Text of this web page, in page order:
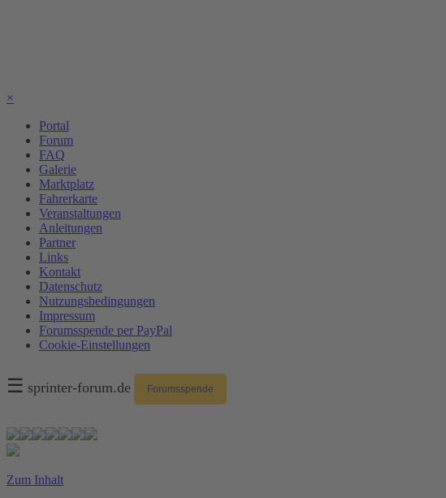
×
Portal
Forum
FAQ
Galerie
Marktplatz
Fahrerkarte
Veranstaltungen
Anleitungen
Partner
Links
Kontakt
Datenschutz
Nutzungsbedingungen
Impressum
Forumsspende per PayPal
Cookie-Einstellungen
☰ sprinter-forum.de Forumsspende
Zum Inhalt